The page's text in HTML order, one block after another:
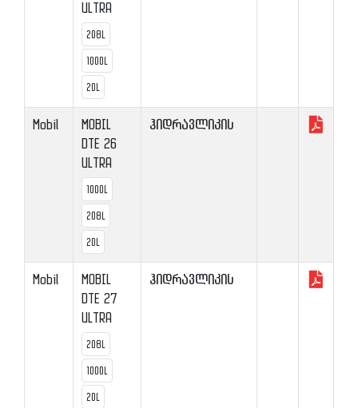
ULTRA
208L
1000L
20L
Mobil
MOBIL
DTE 26
ULTRA
1000L
208L
20L
ჰიდრავლიკის
Mobil
MOBIL
DTE 27
ULTRA
208L
1000L
20L
ჰიდრავლიკის